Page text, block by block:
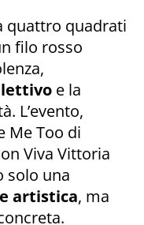
quattro quadrati
filo rosso
e la
L’evento,
Me Too di
Viva Vittoria
solo una
artistica, ma